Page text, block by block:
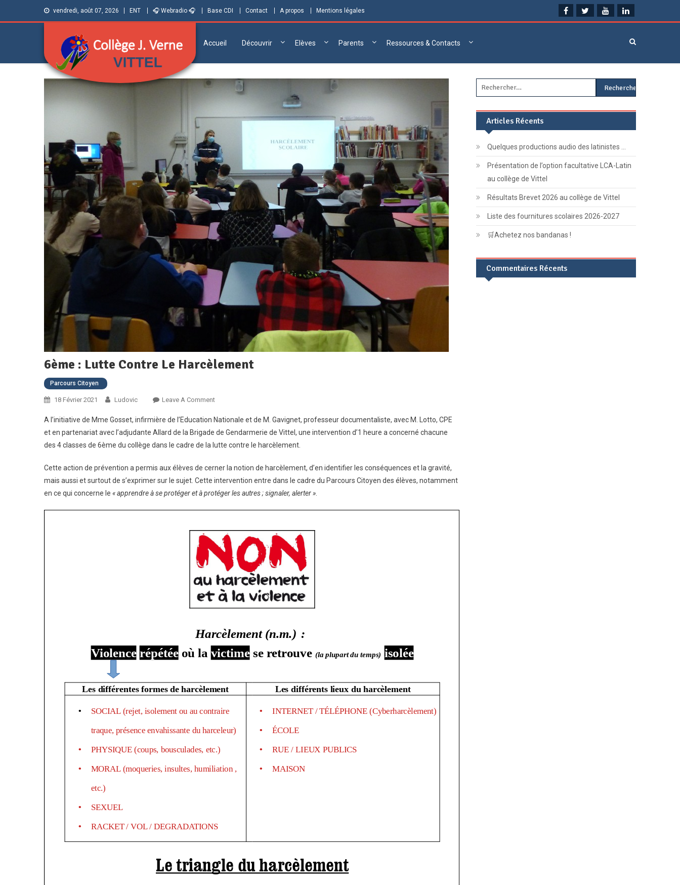
vendredi, août 07, 2026 ENT 🎧 Webradio 🎧 Base CDI Contact A propos Mentions légales
Collège Jules
Verne de Vittel
Informations et ressources pour élèves,
Accueil Découvrir Elèves Parents Ressources & Contacts
6ème : Lutte Contre Le Harcèlement
Parcours Citoyen
18 Février 2021 Ludovic Leave A CommentOn
:
Lutte
Contre
Harcèlement
A l’initiative de Mme Gosset, infirmière de l’Education Nationale et de M. Gavignet, professeur documentaliste, avec M. Lotto, CPE
et en partenariat avec l’adjudante Allard de la Brigade de Gendarmerie de Vittel, une intervention d’1 heure a concerné chacune
des 4 classes de 6ème du collège dans le cadre de la lutte contre le harcèlement.
Cette action de prévention a permis aux élèves de cerner la notion de harcèlement, d’en identifier les conséquences et la gravité,
mais aussi et surtout de s’exprimer sur le sujet. Cette intervention entre dans le cadre du Parcours Citoyen des élèves, notamment
en ce qui concerne le « apprendre à se protéger et à protéger les autres ; signaler, alerter »
Rechercher :
Articles Récents
Quelques productions audio des latinistes …
Présentation de l’option facultative LCA-Latin
au collège de Vittel
Résultats Brevet 2026 au collège de Vittel
Liste des fournitures scolaires 2026-2027
🛒Achetez nos bandanas !
Commentaires Récents